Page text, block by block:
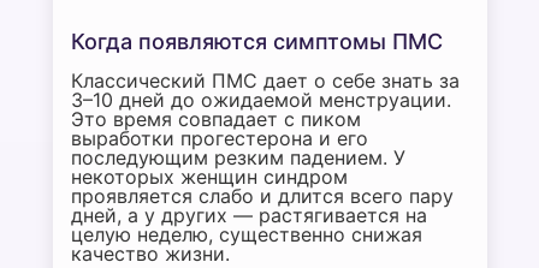
Когда появляются симптомы ПМС
Классический ПМС дает о себе знать за
3–10 дней до ожидаемой менструации.
Это время совпадает с пиком
выработки прогестерона и его
последующим резким падением. У
некоторых женщин синдром
проявляется слабо и длится всего пару
дней, а у других — растягивается на
целую неделю, существенно снижая
качество жизни.